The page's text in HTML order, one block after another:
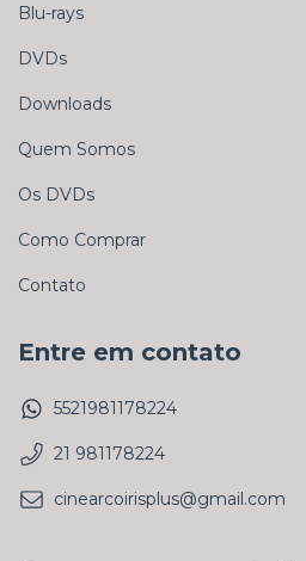
Blu-rays
DVDs
Downloads
Quem Somos
Os DVDs
Como Comprar
Contato
Entre em contato
5521981178224
21 981178224
cinearcoirisplus@gmail.com